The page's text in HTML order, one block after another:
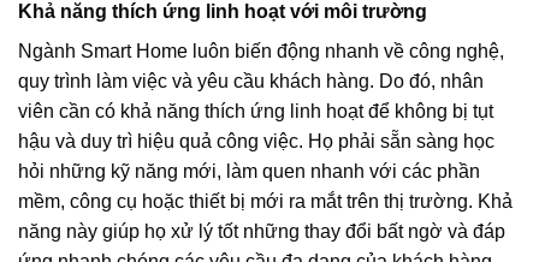
Khả năng thích ứng linh hoạt với môi trường
Ngành Smart Home luôn biến động nhanh về công nghệ,
quy trình làm việc và yêu cầu khách hàng. Do đó, nhân
viên cần có khả năng thích ứng linh hoạt để không bị tụt
hậu và duy trì hiệu quả công việc. Họ phải sẵn sàng học
hỏi những kỹ năng mới, làm quen nhanh với các phần
mềm, công cụ hoặc thiết bị mới ra mắt trên thị trường. Khả
năng này giúp họ xử lý tốt những thay đổi bất ngờ và đáp